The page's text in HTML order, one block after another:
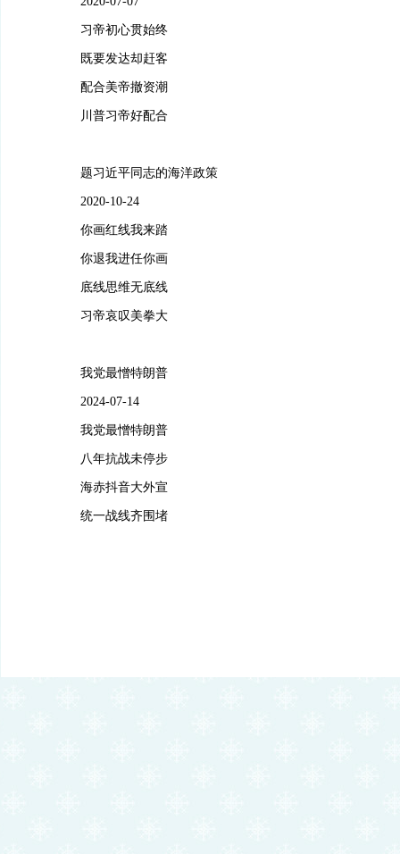
习帝初心贯始终
既要发达却赶客
配合美帝撤资潮
川普习帝好配合
题习近平同志的海洋政策
2020-10-24
你画红线我来踏
你退我进任你画
底线思维无底线
习帝哀叹美拳大
我党最憎特朗普
2024-07-14
我党最憎特朗普
八年抗战未停步
海赤抖音大外宣
统一战线齐围堵